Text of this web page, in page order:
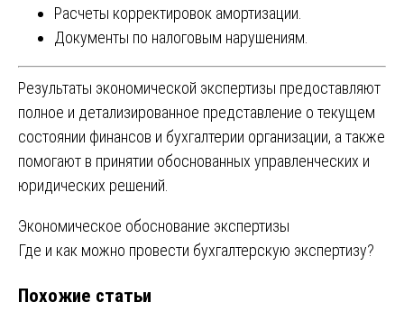
Расчеты корректировок амортизации.
Документы по налоговым нарушениям.
Результаты экономической экспертизы предоставляют
полное и детализированное представление о текущем
состоянии финансов и бухгалтерии организации, а также
помогают в принятии обоснованных управленческих и
юридических решений.
Навигация
по
записям
Экономическое обоснование экспертизы
Где и как можно провести бухгалтерскую экспертизу?
Похожие статьи